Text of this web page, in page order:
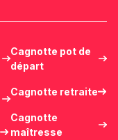
Cagnotte pot de
départ
Cagnotte retraite
Cagnotte
maîtresse